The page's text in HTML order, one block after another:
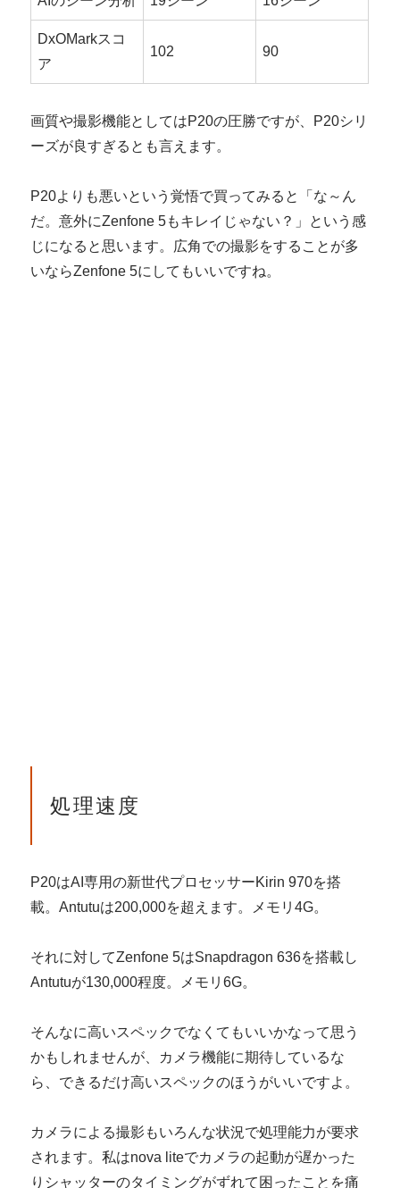
DxOMarkスコ
ア
102 90
画質や撮影機能としてはP20の圧勝ですが、P20シリ
ーズが良すぎるとも言えます。
P20よりも悪いという覚悟で買ってみると「な～ん
だ。意外にZenfone 5もキレイじゃない？」という感
じになると思います。広角での撮影をすることが多
いならZenfone 5にしてもいいですね。
処理速度
P20はAI専用の新世代プロセッサーKirin 970を搭
載。Antutuは200,000を超えます。メモリ4G。
それに対してZenfone 5はSnapdragon 636を搭載し
Antutuが130,000程度。メモリ6G。
そんなに高いスペックでなくてもいいかなって思う
かもしれませんが、カメラ機能に期待しているな
ら、できるだけ高いスペックのほうがいいですよ。
カメラによる撮影もいろんな状況で処理能力が要求
されます。私はnova liteでカメラの起動が遅かった
りシャッターのタイミングがずれて困ったことを痛